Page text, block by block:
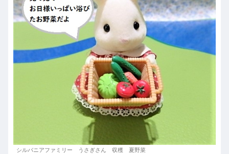
シルバニアファミリー うさぎさん 収穫 夏野菜